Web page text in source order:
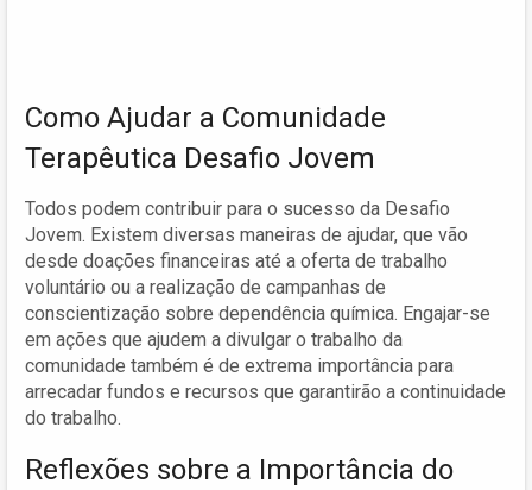
Como Ajudar a Comunidade
Terapêutica Desafio Jovem
Todos podem contribuir para o sucesso da Desafio
Jovem. Existem diversas maneiras de ajudar, que vão
desde doações financeiras até a oferta de trabalho
voluntário ou a realização de campanhas de
conscientização sobre dependência química. Engajar-se
em ações que ajudem a divulgar o trabalho da
comunidade também é de extrema importância para
arrecadar fundos e recursos que garantirão a continuidade
do trabalho.
Reflexões sobre a Importância do